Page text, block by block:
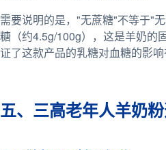
需要说明的是，"无蔗糖"不等于"
糖（约4.5g/100g），这是羊奶的
证了这款产品的乳糖对血糖的影响
五、三高老年人羊奶